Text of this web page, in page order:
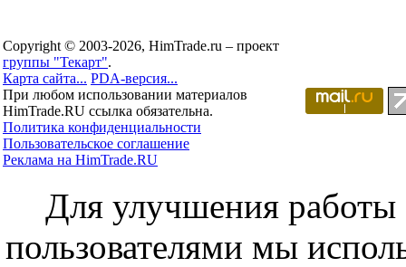
Copyright © 2003-2026, HimTrade.ru – проект
группы "Текарт".
Карта сайта... PDA-версия...
При любом использовании материалов
HimTrade.RU ссылка обязательна.
Политика конфиденциальности
Пользовательское соглашение
Реклама на HimTrade.RU
Для улучшения работы
пользователями мы